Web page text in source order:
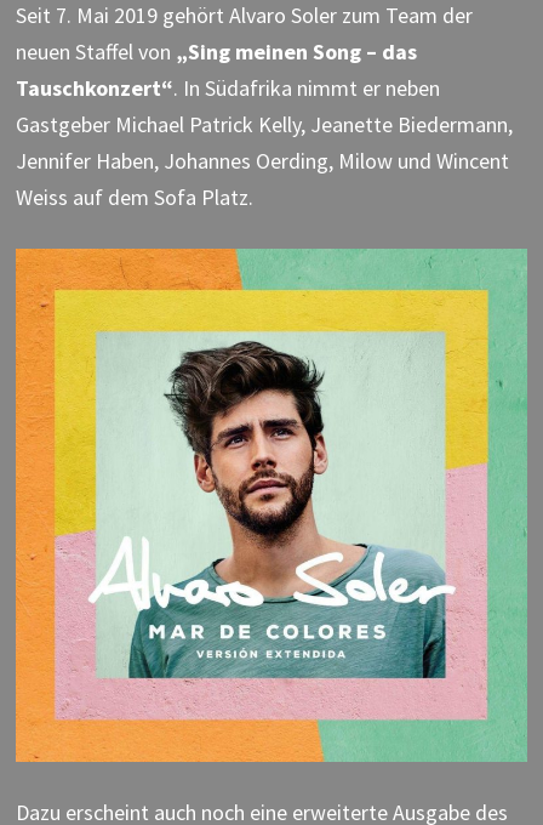
Seit 7. Mai 2019 gehört Alvaro Soler zum Team der
neuen Staffel von „Sing meinen Song – das
Tauschkonzert“. In Südafrika nimmt er neben
Gastgeber Michael Patrick Kelly, Jeanette Biedermann,
Jennifer Haben, Johannes Oerding, Milow und Wincent
Weiss auf dem Sofa Platz.
Dazu erscheint auch noch eine erweiterte Ausgabe des